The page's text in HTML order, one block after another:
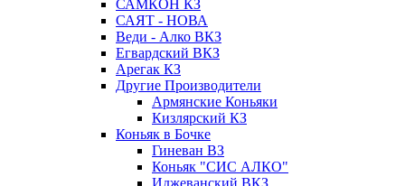
САМКОН КЗ
САЯТ - НОВА
Веди - Алко ВКЗ
Егвардский ВКЗ
Арегак КЗ
Другие Производители
Армянские Коньяки
Кизлярский КЗ
Коньяк в Бочке
Гиневан ВЗ
Коньяк "СИС АЛКО"
Иджеванский ВКЗ